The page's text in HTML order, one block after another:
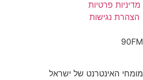
מדיניות פרטיות
הצהרת נגישות
מומחי האינטרנט של ישראל